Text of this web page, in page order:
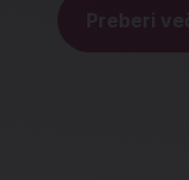
Preberi